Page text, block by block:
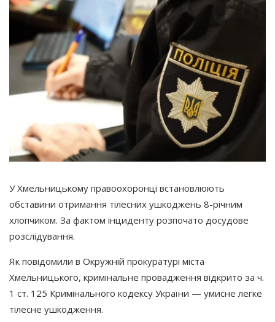
У Хмельницькому правоохоронці встановлюють
обставини отримання тілесних ушкоджень 8-річним
хлопчиком. За фактом інциденту розпочато досудове
розслідування.
Як повідомили в Окружній прокуратурі міста
Хмельницького, кримінальне провадження відкрито за ч.
1 ст. 125 Кримінального кодексу України — умисне легке
тілесне ушкодження.